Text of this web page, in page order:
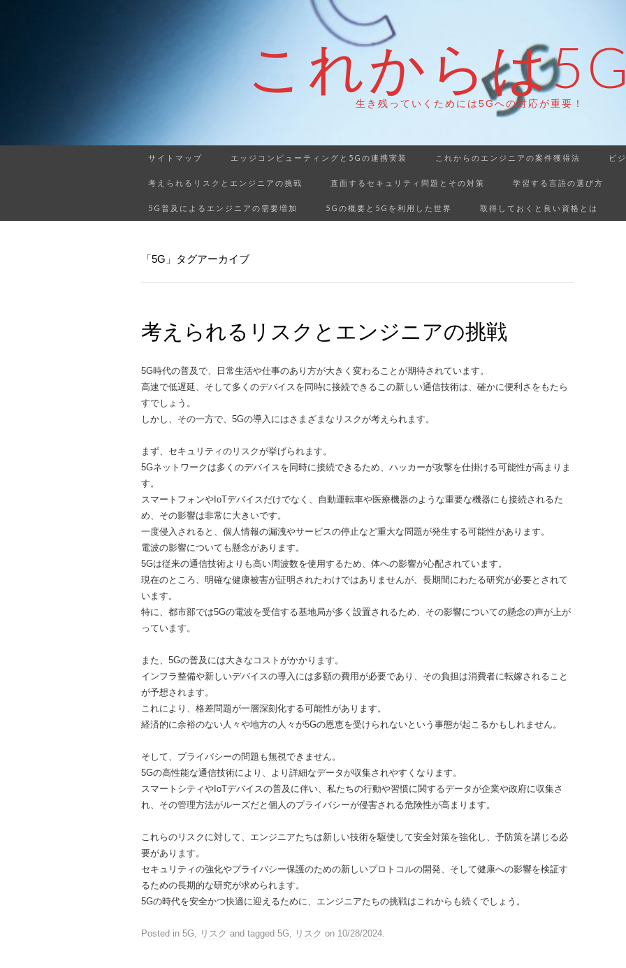
これからは
生き残っていくためには5Gへの対応が重要！
サイトマップ エッジコンピューティングと5Gの連携実装 これからのエンジニアの案件獲得法 ビ
考えられるリスクとエンジニアの挑戦 直面するセキュリティ問題とその対策 学習する言語の選び方
5G普及によるエンジニアの需要増加 5Gの概要と5Gを利用した世界 取得しておくと良い資格とは
「5G」タグアーカイブ
考えられるリスクとエンジニアの挑戦
5G時代の普及で、日常生活や仕事のあり方が大きく変わることが期待されています。
高速で低遅延、そして多くのデバイスを同時に接続できるこの新しい通信技術は、確かに便利さをもたら
すでしょう。
しかし、その一方で、5Gの導入にはさまざまなリスクが考えられます。
まず、セキュリティのリスクが挙げられます。
5Gネットワークは多くのデバイスを同時に接続できるため、ハッカーが攻撃を仕掛ける可能性が高まりま
す。
スマートフォンやIoTデバイスだけでなく、自動運転車や医療機器のような重要な機器にも接続されるた
め、その影響は非常に大きいです。
一度侵入されると、個人情報の漏洩やサービスの停止など重大な問題が発生する可能性があります。
電波の影響についても懸念があります。
5Gは従来の通信技術よりも高い周波数を使用するため、体への影響が心配されています。
現在のところ、明確な健康被害が証明されたわけではありませんが、長期間にわたる研究が必要とされて
います。
特に、都市部では5Gの電波を受信する基地局が多く設置されるため、その影響についての懸念の声が上が
っています。
また、5Gの普及には大きなコストがかかります。
インフラ整備や新しいデバイスの導入には多額の費用が必要であり、その負担は消費者に転嫁されること
が予想されます。
これにより、格差問題が一層深刻化する可能性があります。
経済的に余裕のない人々や地方の人々が5Gの恩恵を受けられないという事態が起こるかもしれません。
そして、プライバシーの問題も無視できません。
5Gの高性能な通信技術により、より詳細なデータが収集されやすくなります。
スマートシティやIoTデバイスの普及に伴い、私たちの行動や習慣に関するデータが企業や政府に収集さ
れ、その管理方法がルーズだと個人のプライバシーが侵害される危険性が高まります。
これらのリスクに対して、エンジニアたちは新しい技術を駆使して安全対策を強化し、予防策を講じる必
要があります。
セキュリティの強化やプライバシー保護のための新しいプロトコルの開発、そして健康への影響を検証す
るための長期的な研究が求められます。
5Gの時代を安全かつ快適に迎えるために、エンジニアたちの挑戦はこれからも続くでしょう。
Posted in 5G, リスク and tagged 5G, リスク on 10/28/2024.